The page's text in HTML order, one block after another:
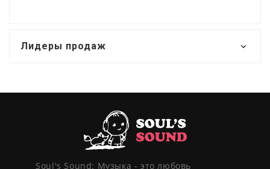
Лидеры продаж
Soul's Sound: Музыка - это любовь